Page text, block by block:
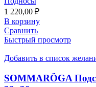
1 220,00 ₽
В корзину
Сравнить
Быстрый просмотр
Добавить в список
SOMMARÖGA